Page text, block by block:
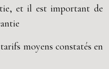
et il est important de
moyens constatés en